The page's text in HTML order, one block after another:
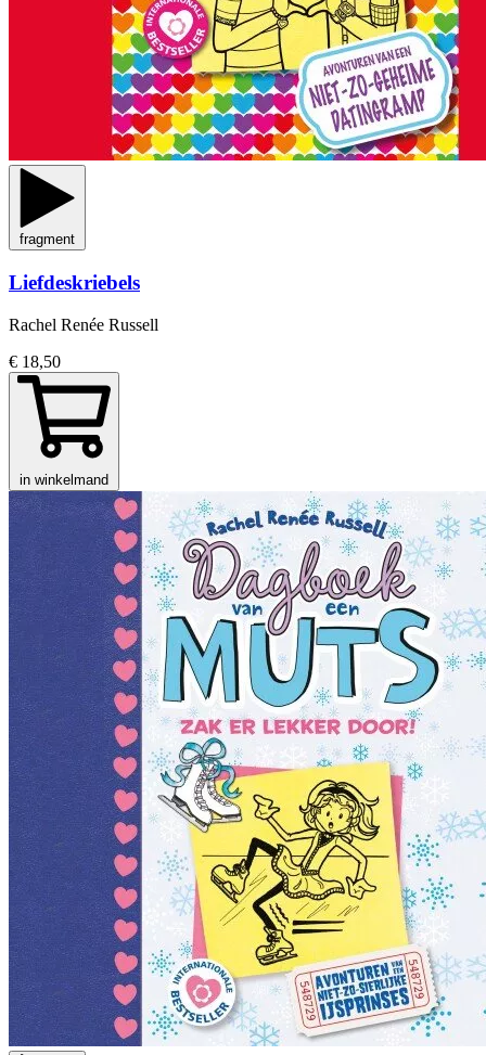
fragment
Liefdeskriebels
Rachel Renée Russell
€ 18,50
in winkelmand